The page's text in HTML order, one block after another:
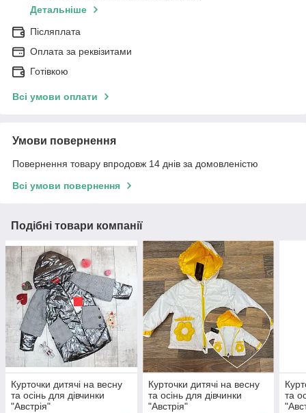
Детальніше
Післяплата
Оплата за реквізитами
Готівкою
Всі умови оплати
Умови повернення
Повернення товару впродовж 14 днів за домовленістю
Всі умови повернення
Подібні товари компанії
Курточки дитячі на весну
та осінь для дівчинки
"Австрія"
Курточки дитячі на весну
та осінь для дівчинки
"Австрія"
та